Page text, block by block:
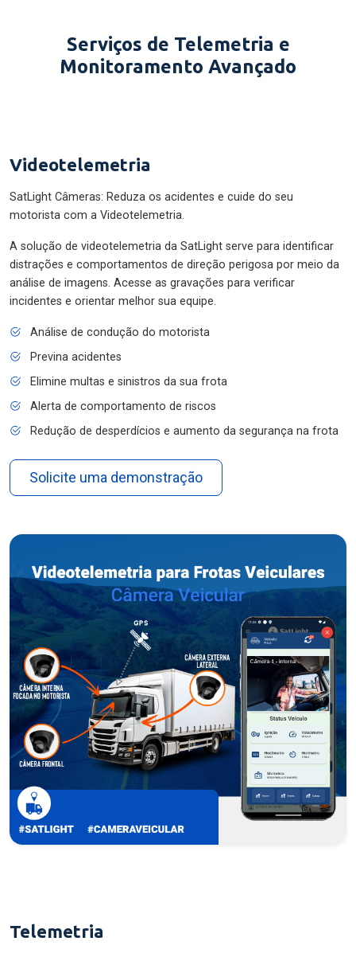
Serviços de Telemetria e
Monitoramento Avançado
Videotelemetria
SatLight Câmeras: Reduza os acidentes e cuide do seu
motorista com a Videotelemetria.
A solução de videotelemetria da SatLight serve para identificar
distrações e comportamentos de direção perigosa por meio da
análise de imagens. Acesse as gravações para verificar
incidentes e orientar melhor sua equipe.
Análise de condução do motorista
Previna acidentes
Elimine multas e sinistros da sua frota
Alerta de comportamento de riscos
Redução de desperdícios e aumento da segurança na frota
Solicite uma demonstração
Telemetria